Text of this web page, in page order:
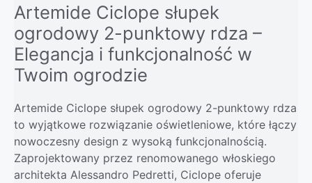
Artemide Ciclope słupek
ogrodowy 2-punktowy rdza –
Elegancja i funkcjonalność w
Twoim ogrodzie
Artemide Ciclope słupek ogrodowy 2-punktowy rdza
to wyjątkowe rozwiązanie oświetleniowe, które łączy
nowoczesny design z wysoką funkcjonalnością.
Zaprojektowany przez renomowanego włoskiego
architekta Alessandro Pedretti, Ciclope oferuje